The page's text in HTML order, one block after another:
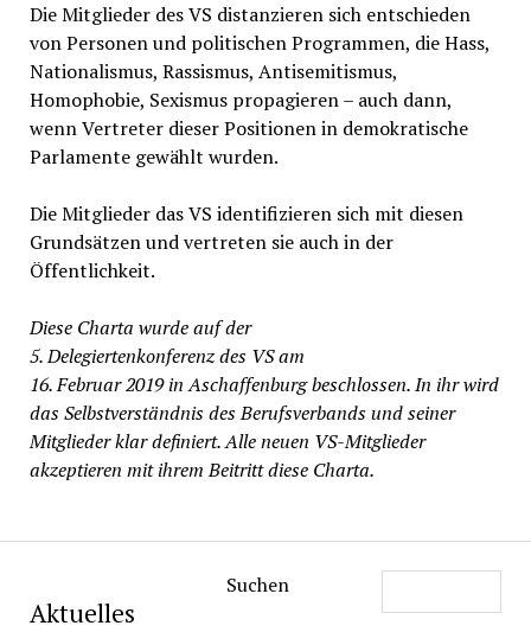
Die Mitglieder des VS distanzieren sich entschieden
von Personen und politischen Programmen, die Hass,
Nationalismus, Rassismus, Antisemitismus,
Homophobie, Sexismus propagieren – auch dann,
wenn Vertreter dieser Positionen in demokratische
Parlamente gewählt wurden.
Die Mitglieder das VS identifizieren sich mit diesen
Grundsätzen und vertreten sie auch in der
Öffentlichkeit.
Diese Charta wurde auf der
5. Delegiertenkonferenz des VS am
16. Februar 2019 in Aschaffenburg beschlossen. In ihr wird
das Selbstverständnis des Berufsverbands und seiner
Mitglieder klar definiert. Alle neuen VS-Mitglieder
akzeptieren mit ihrem Beitritt diese Charta.
Suchen
Aktuelles